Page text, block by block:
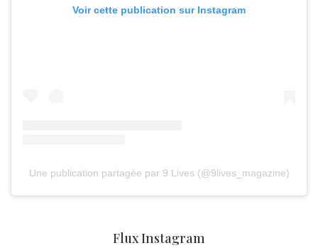
Voir cette publication sur Instagram
Une publication partagée par 9 Lives (@9lives_magazine)
Flux Instagram